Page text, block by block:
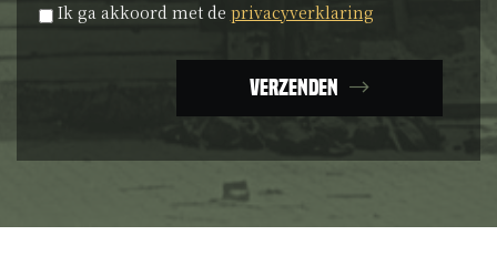
Privacyverklaring *
Ik ga akkoord met de privacyverklaring
Verzenden